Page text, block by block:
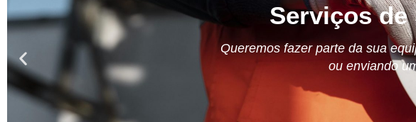
Serviços de
Queremos fazer parte da sua
ou enviando